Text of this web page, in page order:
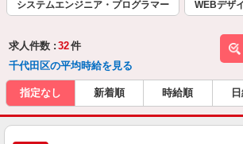
システムエンジニア・プログラマー WEBデザ
求人件数 : 32件
千代田区の平均時給を見る
指定なし 新着順 時給順